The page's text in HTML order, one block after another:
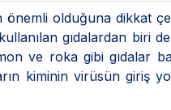
önemli olduğuna dikkat
gıdalardan biri
ve roka gibi gıdalar
kiminin virüsün giriş